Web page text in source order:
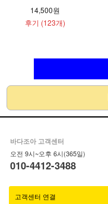
14,500원
후기 (123개)
바다조아 고객센터
오전 9시~오후 6시(365일)
010-4412-3488
고객센터 연결